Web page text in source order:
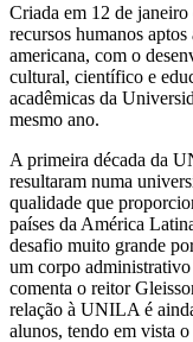
Criada em 12 de
recursos humanos
americana, com o
cultural, científico e
acadêmicas da
mesmo ano.
A primeira década da
resultaram numa
qualidade que
países da América
desafio muito grande
um corpo
comenta o reitor
relação à UNILA é
alunos, tendo em vista